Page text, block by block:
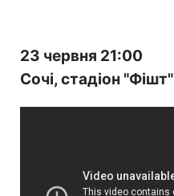
23 червня 21:00
Сочі, стадіон "Фішт"